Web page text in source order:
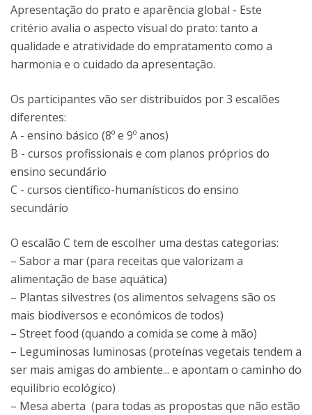
Apresentação do prato e aparência global - Este
critério avalia o aspecto visual do prato: tanto a
qualidade e atratividade do empratamento como a
harmonia e o cuidado da apresentação.
Os participantes vão ser distribuídos por 3 escalões
diferentes:
A - ensino básico (8º e 9º anos)
B - cursos profissionais e com planos próprios do
ensino secundário
C - cursos científico-humanísticos do ensino
secundário
O escalão C tem de escolher uma destas categorias:
– Sabor a mar (para receitas que valorizam a
alimentação de base aquática)
– Plantas silvestres (os alimentos selvagens são os
mais biodiversos e económicos de todos)
– Street food (quando a comida se come à mão)
– Leguminosas luminosas (proteínas vegetais tendem a
ser mais amigas do ambiente... e apontam o caminho do
equilíbrio ecológico)
– Mesa aberta (para todas as propostas que não estão